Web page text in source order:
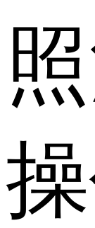
操